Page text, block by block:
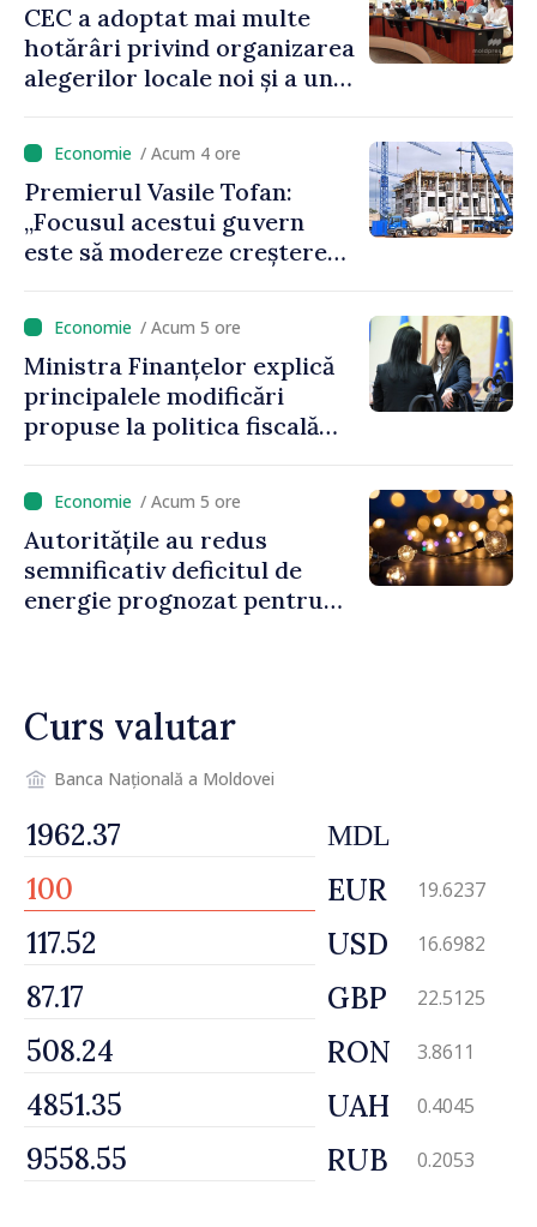
CEC a adoptat mai multe
hotărâri privind organizarea
alegerilor locale noi și a unui
Delacău, raionul Anenii Noi
/ Acum 4 ore
Premierul Vasile Tofan:
„Focusul acestui guvern
este să modereze creșterea
/ Acum 5 ore
Ministra Finanțelor explică
principalele modificări
propuse la politica fiscală
venit
/ Acum 5 ore
Autoritățile au redus
semnificativ deficitul de
energie prognozat pentru
Curs valutar
Banca Națională a Moldovei
MDL
EUR 19.6237
USD 16.6982
GBP 22.5125
RON 3.8611
UAH 0.4045
RUB 0.2053